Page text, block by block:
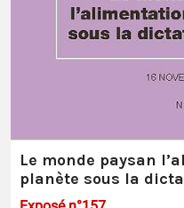
Le monde paysan
planète sous la